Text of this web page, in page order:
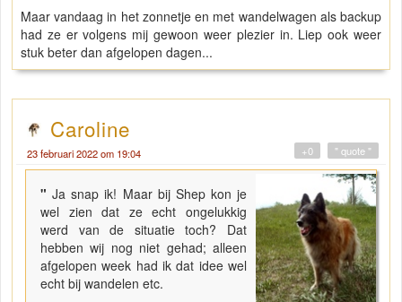
Maar vandaag in het zonnetje en met wandelwagen als backup
had ze er volgens mij gewoon weer plezier in. Liep ook weer
stuk beter dan afgelopen dagen...
Caroline
23 februari 2022 om 19:04 " quote "
+0
"Ja snap ik! Maar bij Shep kon je
wel zien dat ze echt ongelukkig
werd van de situatie toch? Dat
hebben wij nog niet gehad; alleen
afgelopen week had ik dat idee wel
echt bij wandelen etc.